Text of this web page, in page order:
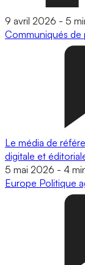
9 avril 2026 - 5
Communiqués de
Le média de
digitale et
5 mai 2026 - 4
Europe Politique